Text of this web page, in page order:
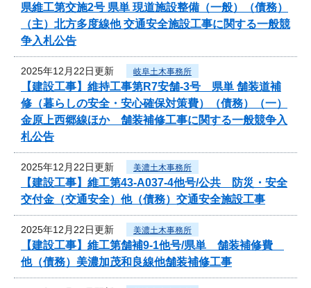
県維工第交施2号 県単 現道施設整備（一般）（債務）
（主）北方多度線他 交通安全施設工事に関する一般競
争入札公告
2025年12月22日更新 岐阜土木事務所
【建設工事】維持工事第R7安舗-3号 県単 舗装道補
修（暮らしの安全・安心確保対策費）（債務）（一）
金原上西郷線ほか 舗装補修工事に関する一般競争入
札公告
2025年12月22日更新 美濃土木事務所
【建設工事】維工第43-A037-4他号/公共 防災・安全
交付金（交通安全）他（債務）交通安全施設工事
2025年12月22日更新 美濃土木事務所
【建設工事】維工第舗補9-1他号/県単 舗装補修費
他（債務）美濃加茂和良線他舗装補修工事